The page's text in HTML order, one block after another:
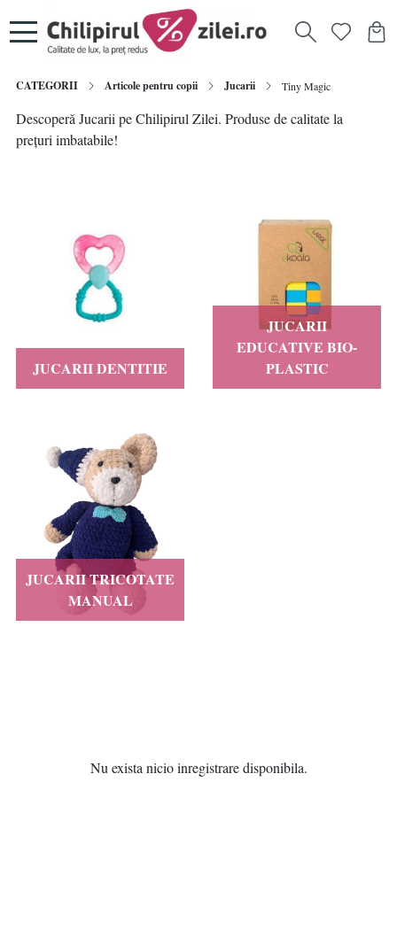
CATEGORII Articole pentru copii Jucarii Tiny Magic
Descoperă Jucarii pe Chilipirul Zilei. Produse de calitate la
prețuri imbatabile!
JUCARII DENTITIE
JUCARII
EDUCATIVE BIO-
PLASTIC
JUCARII TRICOTATE
MANUAL
Nu exista nicio inregistrare disponibila.